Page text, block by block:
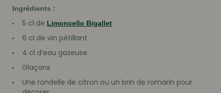
Ingrédients :
5 cl de Limoncello Bigallet
6 cl de vin pétillant
4 cl d’eau gazeuse
Glaçons
Une rondelle de citron ou un brin de romarin pour